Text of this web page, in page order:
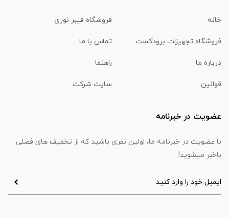
خانه فروشگاه فیبر نوری
فروشگاه تجهیزات برودکست تماس با ما
درباره ما راهنما
قوانین سایت شرکت
عضویت در خبرنامه
با عضویت در خبرنامه ما، اولین نفری باشید که از تخفیف های فصلی
باخبر میشوید!